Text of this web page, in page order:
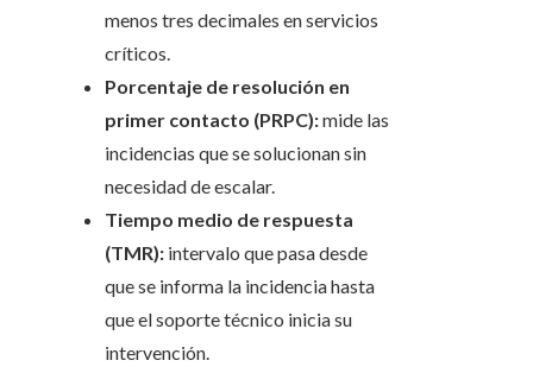
menos tres decimales en servicios
críticos.
Porcentaje de resolución en
primer contacto (PRPC):mide las
incidencias que se solucionan sin
necesidad de escalar.
Tiempo medio de respuesta
(TMR): intervalo que pasa desde
que se informa la incidencia hasta
que el soporte técnico inicia su
intervención.